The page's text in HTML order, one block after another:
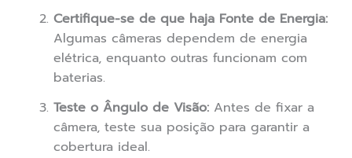
Certifique-se de que haja Fonte de Energia:
Algumas câmeras dependem de energia
elétrica, enquanto outras funcionam com
baterias.
Teste o Ângulo de Visão: Antes de fixar a
câmera, teste sua posição para garantir a
cobertura ideal.